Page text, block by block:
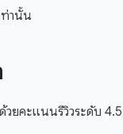
ท่านั้น
ยคะแนนรีวิวระดับ 4.5